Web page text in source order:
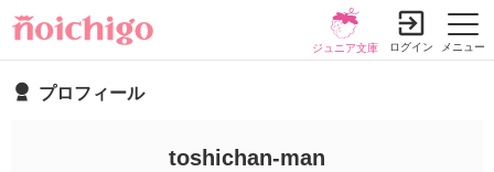
メニュー
ジュニア文庫 ログイン
プロフィール
toshichan-man